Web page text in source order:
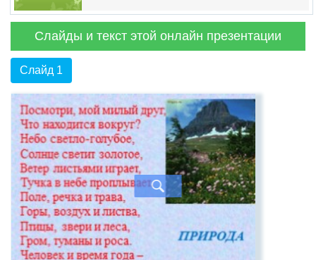
Слайды и текст этой онлайн презентации
Слайд 1